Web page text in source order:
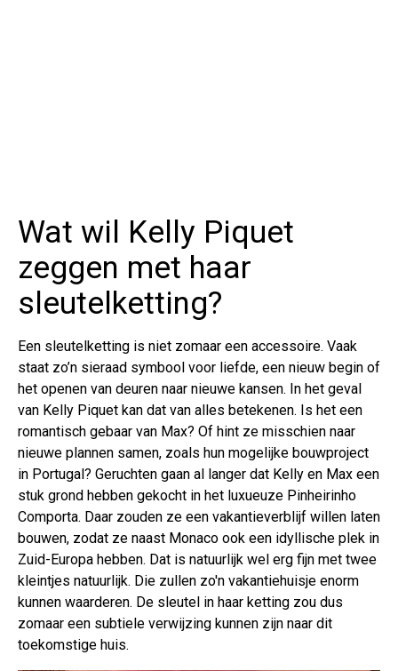
Wat wil Kelly Piquet
zeggen met haar
sleutelketting?
Een sleutelketting is niet zomaar een accessoire. Vaak
staat zo’n sieraad symbool voor liefde, een nieuw begin of
het openen van deuren naar nieuwe kansen. In het geval
van Kelly Piquet kan dat van alles betekenen. Is het een
romantisch gebaar van Max? Of hint ze misschien naar
nieuwe plannen samen, zoals hun mogelijke bouwproject
in Portugal? Geruchten gaan al langer dat Kelly en Max een
stuk grond hebben gekocht in het luxueuze Pinheirinho
Comporta. Daar zouden ze een vakantieverblijf willen laten
bouwen, zodat ze naast Monaco ook een idyllische plek in
Zuid-Europa hebben. Dat is natuurlijk wel erg fijn met twee
kleintjes natuurlijk. Die zullen zo'n vakantiehuisje enorm
kunnen waarderen. De sleutel in haar ketting zou dus
zomaar een subtiele verwijzing kunnen zijn naar dit
toekomstige huis.